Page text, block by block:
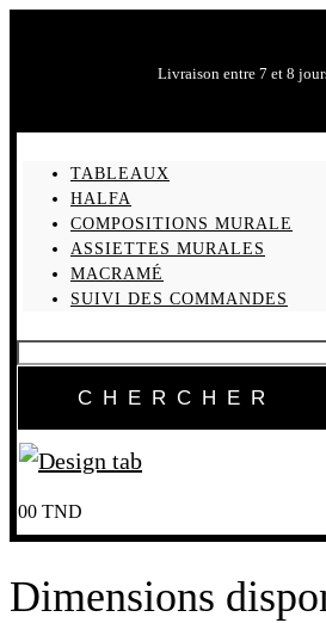
Livraison entre 7 et 8
TABLEAUX
HALFA
COMPOSITIONS MURALE
ASSIETTES MURALES
MACRAMÉ
SUIVI DES COMMANDES
00 TND
Dimensions